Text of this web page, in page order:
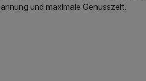
und maximale Genusszeit.
Die Fahrten sind saisonabhängig
/ Internetnutzung